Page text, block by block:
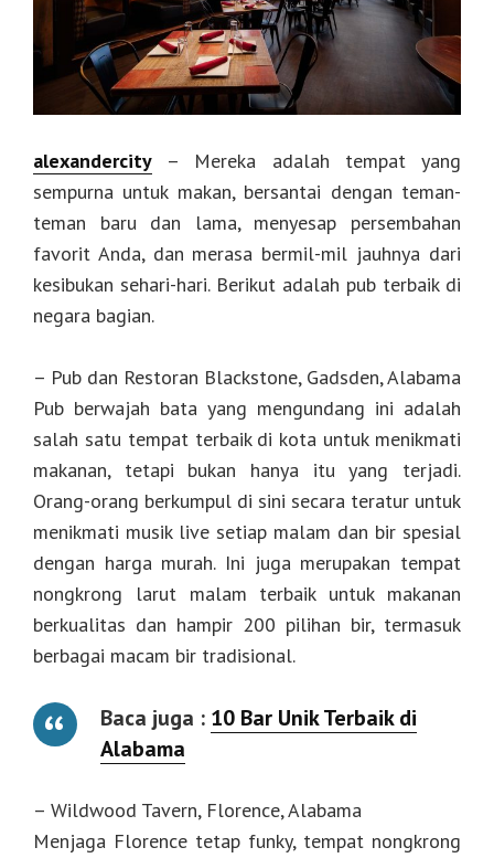
alexandercity – Mereka adalah tempat yang
sempurna untuk makan, bersantai dengan teman-
teman baru dan lama, menyesap persembahan
favorit Anda, dan merasa bermil-mil jauhnya dari
kesibukan sehari-hari. Berikut adalah pub terbaik di
negara bagian.
– Pub dan Restoran Blackstone, Gadsden, Alabama
Pub berwajah bata yang mengundang ini adalah
salah satu tempat terbaik di kota untuk menikmati
makanan, tetapi bukan hanya itu yang terjadi.
Orang-orang berkumpul di sini secara teratur untuk
menikmati musik live setiap malam dan bir spesial
dengan harga murah. Ini juga merupakan tempat
nongkrong larut malam terbaik untuk makanan
berkualitas dan hampir 200 pilihan bir, termasuk
berbagai macam bir tradisional.
Baca juga : 10 Bar Unik Terbaik di
Alabama
– Wildwood Tavern, Florence, Alabama
Menjaga Florence tetap funky, tempat nongkrong